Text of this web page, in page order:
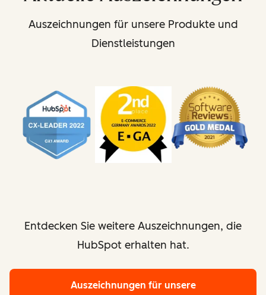
Auszeichnungen für unsere Produkte und
Dienstleistungen
Entdecken Sie weitere Auszeichnungen, die
HubSpot erhalten hat.
Auszeichnungen für unsere